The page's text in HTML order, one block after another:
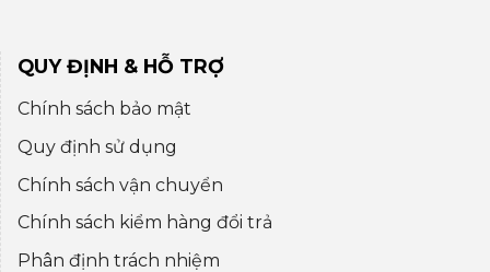
QUY ĐỊNH & HỖ TRỢ
Chính sách bảo mật
Quy định sử dụng
Chính sách vận chuyển
Chính sách kiểm hàng đổi trả
Phân định trách nhiệm